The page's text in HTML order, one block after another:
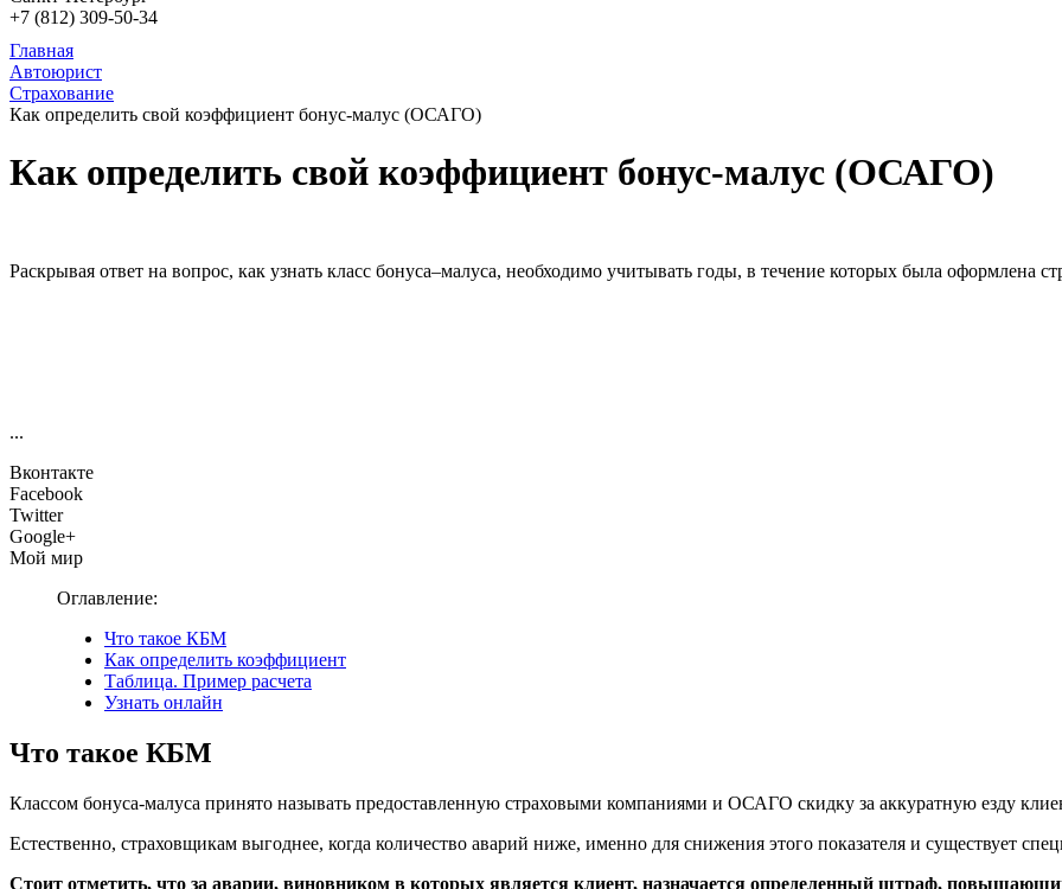
+7 (812) 309-50-34
Главная
Автоюрист
Страхование
Как определить свой коэффициент бонус-малус (ОСАГО)
Как определить свой коэффициент бонус-малус (ОСАГО)
Раскрывая ответ на вопрос, как узнать класс бонуса–малуса, необходимо учитывать годы, в течение которых была оформлена
...
Вконтакте
Facebook
Twitter
Google+
Мой мир
Оглавление:
Что такое КБМ
Как определить коэффициент
Таблица. Пример расчета
Узнать онлайн
Что такое КБМ
Классом бонуса-малуса принято называть предоставленную страховыми компаниями и ОСАГО скидку за аккуратную езду
Естественно, страховщикам выгоднее, когда количество аварий ниже, именно для снижения этого показателя и существует
Стоит отметить, что за аварии, виновником в которых является клиент, назначается определенный штраф,